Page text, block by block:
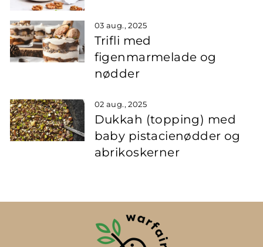
03 aug., 2025
Trifli med
figenmarmelade og
nødder
02 aug., 2025
Dukkah (topping) med
baby pistacienødder og
abrikoskerner